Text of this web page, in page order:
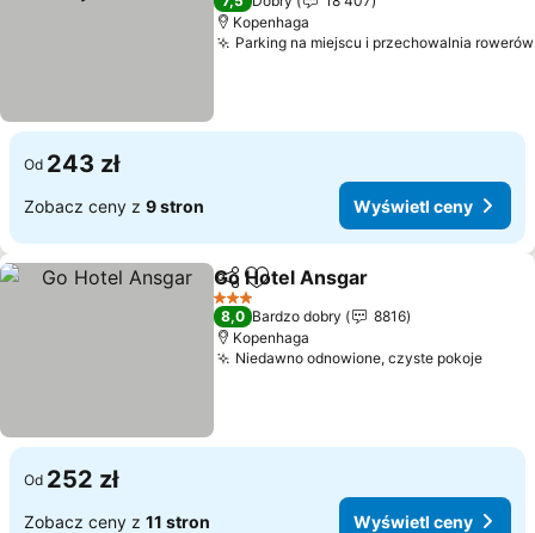
Kopenhaga
Parking na miejscu i przechowalnia rowerów
Od 243 zł
Zobacz ceny z 9 stron Wyświetl ceny
Udostępnij
Dodaj do ulubionych
Go Hotel Ansgar
3 Kategoria
8,0 Bardzo dobry
8816
Kopenhaga
Niedawno odnowione, czyste pokoje
Od 252 zł
Zobacz ceny z 11 stron Wyświetl ceny